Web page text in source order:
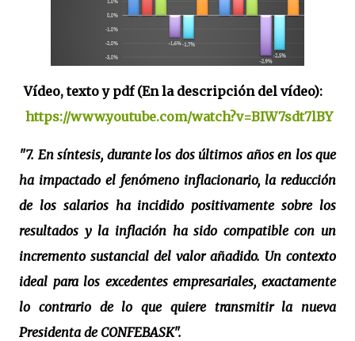
Vídeo, texto y pdf (En la descripción del vídeo):
https://www.youtube.com/watch?v=BIW7sdt7lBY
"7. En síntesis, durante los dos últimos años en los que
ha impactado el fenómeno inflacionario, la reducción
de los salarios ha incidido positivamente sobre los
resultados y la inflación ha sido compatible con un
incremento sustancial del valor añadido. Un contexto
ideal para los excedentes empresariales, exactamente
lo contrario de lo que quiere transmitir la nueva
Presidenta de CONFEBASK".